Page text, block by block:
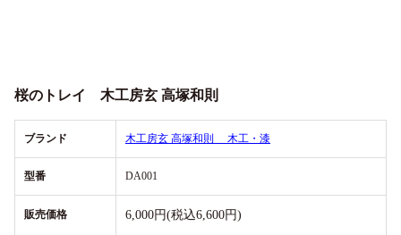
桜のトレイ 木工房玄 高塚和則
ブランド 木工房玄 高塚和則 木工・漆
型番 DA001
販売価格 6,000円(税込6,600円)